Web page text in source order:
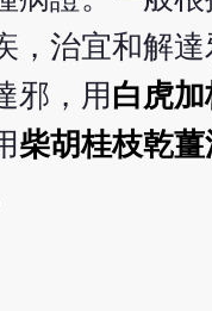
，治宜和解達
邪，用 白虎
柴胡桂枝乾薑